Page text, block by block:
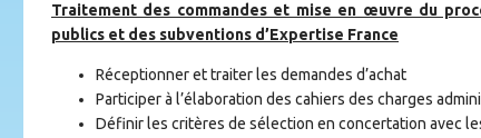
Traitement des commandes et mise en œuvre du
publics et des subventions d’Expertise France
Réceptionner et traiter les demandes d’achat
Participer à l’élaboration des cahiers des charges
Définir les critères de sélection en concertation avec